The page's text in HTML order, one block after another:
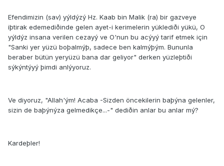
Efendimizin (sav) yýldýzý Hz. Kaab bin Malik (ra) bir gazveye
iþtirak edemediðinde gelen ayet-i kerimelerin yüklediði yükü, O
yýldýz insana verilen cezayý ve O'nun bu acýyý tarif etmek için
"Sanki yer yüzü boþalmýþ, sadece ben kalmýþým. Bununla
beraber bütün yeryüzü bana dar geliyor" derken yüzleþtiði
sýkýntýyý þimdi anlýyoruz.
Ve diyoruz, "Allah'ým! Acaba -Sizden öncekilerin baþýna gelenler,
sizin de baþýnýza gelmedikçe...-" dediðin anlar bu anlar mý?
Kardeþler!